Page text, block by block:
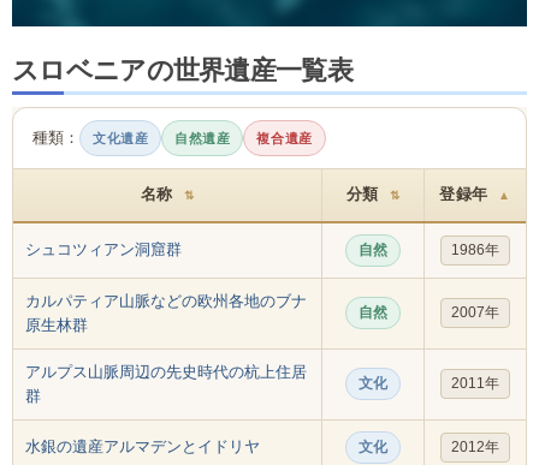
スロベニアの世界遺産一覧表
種類： 文化遺産 自然遺産 複合遺産
名称 ⇅ 分類 ⇅ 登録年 ▲
シュコツィアン洞窟群 自然 1986年
カルパティア山脈などの欧州各地のブナ
原生林群
自然 2007年
アルプス山脈周辺の先史時代の杭上住居
群
文化 2011年
水銀の遺産アルマデンとイドリヤ 文化 2012年